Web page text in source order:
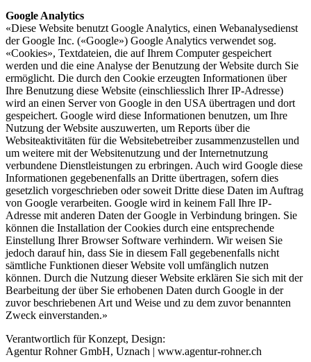
Google Analytics
«Diese Website benutzt Google Analytics, einen Webanalysedienst
der Google Inc. («Google») Google Analytics verwendet sog.
«Cookies», Textdateien, die auf Ihrem Computer gespeichert
werden und die eine Analyse der Benutzung der Website durch Sie
ermöglicht. Die durch den Cookie erzeugten Informationen über
Ihre Benutzung diese Website (einschliesslich Ihrer IP-Adresse)
wird an einen Server von Google in den USA übertragen und dort
gespeichert. Google wird diese Informationen benutzen, um Ihre
Nutzung der Website auszuwerten, um Reports über die
Websiteaktivitäten für die Websitebetreiber zusammenzustellen und
um weitere mit der Websitenutzung und der Internetnutzung
verbundene Dienstleistungen zu erbringen. Auch wird Google diese
Informationen gegebenenfalls an Dritte übertragen, sofern dies
gesetzlich vorgeschrieben oder soweit Dritte diese Daten im Auftrag
von Google verarbeiten. Google wird in keinem Fall Ihre IP-
Adresse mit anderen Daten der Google in Verbindung bringen. Sie
können die Installation der Cookies durch eine entsprechende
Einstellung Ihrer Browser Software verhindern. Wir weisen Sie
jedoch darauf hin, dass Sie in diesem Fall gegebenenfalls nicht
sämtliche Funktionen dieser Website voll umfänglich nutzen
können. Durch die Nutzung dieser Website erklären Sie sich mit der
Bearbeitung der über Sie erhobenen Daten durch Google in der
zuvor beschriebenen Art und Weise und zu dem zuvor benannten
Zweck einverstanden.»
Verantwortlich für Konzept, Design:
Agentur Rohner GmbH, Uznach | www.agentur-rohner.ch